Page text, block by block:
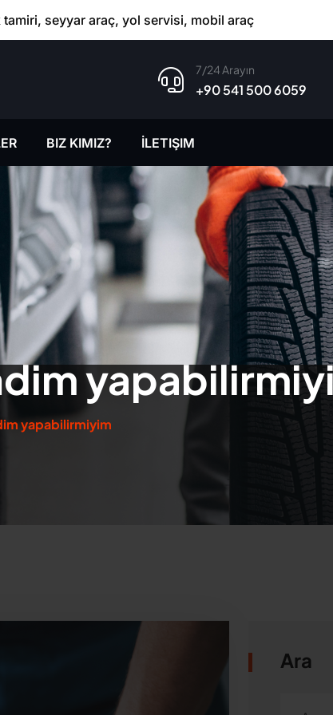
tamiri, seyyar araç, yol servisi, mobil araç
7/24 Arayın
+90 541 500 6059
BIZ KIMIZ? İLETIŞIM
yapabilirmiyim
Ara